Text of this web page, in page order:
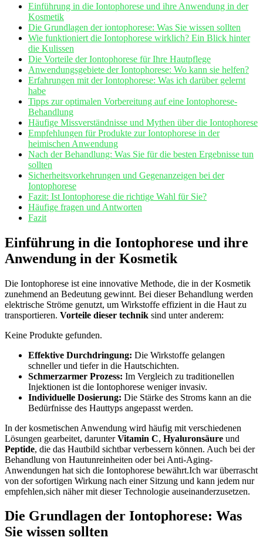
Einführung in die Iontophorese und ihre Anwendung in der
Kosmetik
Die Grundlagen der iontophorese: Was Sie wissen sollten
Wie funktioniert die Iontophorese wirklich? Ein Blick hinter
die Kulissen
Die Vorteile der Iontophorese für Ihre Hautpflege
Anwendungsgebiete der Iontophorese: Wo kann sie helfen?
Erfahrungen mit der Iontophorese: Was ich darüber gelernt
habe
Tipps zur optimalen Vorbereitung auf eine Iontophorese-
Behandlung
Häufige Missverständnisse und Mythen über die Iontophorese
Empfehlungen für Produkte zur Iontophorese in der
heimischen Anwendung
Nach der Behandlung: Was Sie für die besten Ergebnisse tun
sollten
Sicherheitsvorkehrungen und Gegenanzeigen bei der
Iontophorese
Fazit: Ist Iontophorese die richtige Wahl für Sie?
Häufige fragen und Antworten
Fazit
Einführung in die Iontophorese und ihre
Anwendung in der Kosmetik
Die Iontophorese ist eine innovative Methode, die in der Kosmetik
zunehmend an Bedeutung gewinnt. Bei dieser Behandlung werden
elektrische Ströme genutzt, um Wirkstoffe effizient in die Haut zu
transportieren. Vorteile dieser technik sind unter anderem:
Keine Produkte gefunden.
Effektive Durchdringung: Die Wirkstoffe gelangen
schneller und tiefer in die Hautschichten.
Schmerzarmer Prozess: Im Vergleich zu traditionellen
Injektionen ist die Iontophorese weniger invasiv.
Individuelle Dosierung: Die Stärke des Stroms kann an die
Bedürfnisse des Hauttyps angepasst werden.
In der kosmetischen Anwendung wird häufig mit verschiedenen
Lösungen gearbeitet, darunterVitamin C, Hyaluronsäure und
Peptide, die das Hautbild sichtbar verbessern können. Auch bei der
Behandlung von Hautunreinheiten oder bei Anti-Aging-
Anwendungen hat sich die Iontophorese bewährt.Ich war überrascht
von der sofortigen Wirkung nach einer Sitzung und kann jedem nur
empfehlen,sich näher mit dieser Technologie auseinanderzusetzen.
Die Grundlagen der Iontophorese: Was
Sie wissen sollten